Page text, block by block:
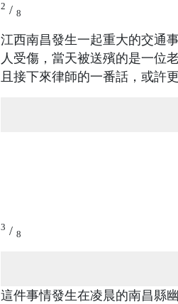
2 / 8
江西南昌發生一起重大的交通
人受傷，當天被送殯的是一位
且接下來律師的一番話，或許
3 / 8
這件事情發生在凌晨的南昌縣